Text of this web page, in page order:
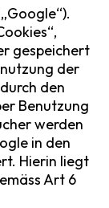
gespeichert
der
den
Benutzung
werden
in den
Hierin liegt
Art 6